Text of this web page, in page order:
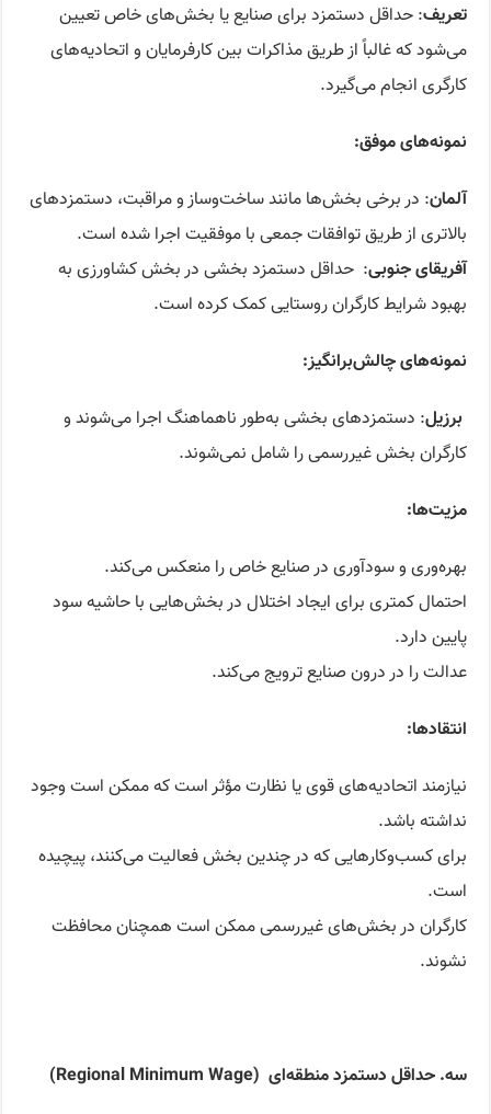
تعریف: حداقل دستمزد برای صنایع یا بخش‌های خاص تعیین
می‌شود که غالباً از طریق مذاکرات بین کارفرمایان و اتحادیه‌های
کارگری انجام می‌گیرد.
نمونه‌های موفق‌:
آلمان: در برخی بخش‌ها مانند ساخت‌وساز و مراقبت، دستمزدهای
بالاتری از طریق توافقات جمعی با موفقیت اجرا شده است.
آفریقای جنوبی: حداقل دستمزد بخشی در بخش کشاورزی به
بهبود شرایط کارگران روستایی کمک کرده است.
نمونه‌های چالش‌برانگیز:
برزیل: دستمزدهای بخشی به‌طور ناهماهنگ اجرا می‌شوند و
کارگران بخش غیررسمی را شامل نمی‌شوند.
مزیت‌ها:
بهره‌وری و سودآوری در صنایع خاص را منعکس می‌کند.
احتمال کمتری برای ایجاد اختلال در بخش‌هایی با حاشیه سود
پایین دارد.
عدالت را در درون صنایع ترویج می‌کند.
انتقادها:
نیازمند اتحادیه‌های قوی یا نظارت مؤثر است که ممکن است وجود
نداشته باشد.
برای کسب‌وکارهایی که در چندین بخش فعالیت می‌کنند، پیچیده
است.
کارگران در بخش‌های غیررسمی ممکن است همچنان محافظت
نشوند.
سه. حداقل دستمزد منطقه‌ای (Regi
onal Minimum Wage)